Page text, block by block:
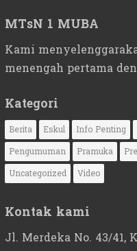
MTsN 1 MUBA
Kami
menengah pertama
Kategori
Berita Eskul Info Penting
Pengumuman
Pramuka
Uncategorized
Video
Kontak kami
Jl. Merdeka No. 43/41,